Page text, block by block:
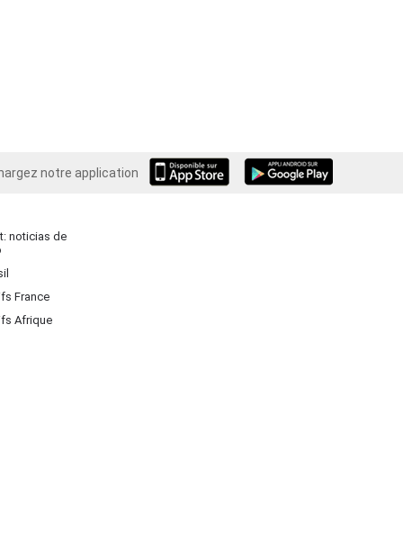
notre application
Android
noticias de
France
Afrique